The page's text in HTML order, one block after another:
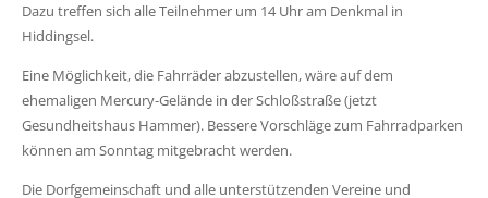
Dazu treffen sich alle Teilnehmer um 14 Uhr am Denkmal in
Hiddingsel.
Eine Möglichkeit, die Fahrräder abzustellen, wäre auf dem
ehemaligen Mercury-Gelände in der Schloßstraße (jetzt
Gesundheitshaus Hammer). Bessere Vorschläge zum Fahrradparken
können am Sonntag mitgebracht werden.
Die Dorfgemeinschaft und alle unterstützenden Vereine und